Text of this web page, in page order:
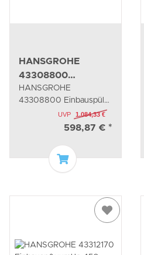
HANSGROHE
43308800
Einbauspüle 660
HANSGROHE
43308800 Einbauspüle
UVP 1.084,33 €
598,87 € *
In den Warenkorb